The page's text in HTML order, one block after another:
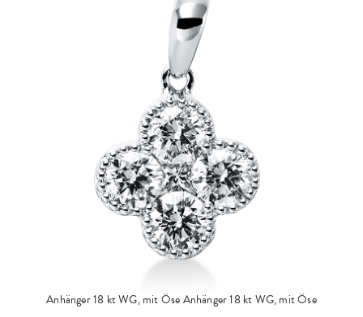
Anhänger 18 kt WG, mit ÖseAnhänger 18 kt WG, mit Öse